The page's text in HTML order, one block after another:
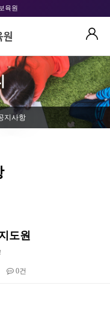
육원
지사항
도원
0건